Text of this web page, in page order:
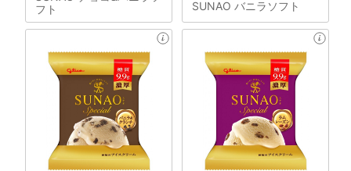
フト
SUNAO バニラソフト